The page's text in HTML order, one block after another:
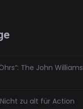
The John Williams
zu alt für Action